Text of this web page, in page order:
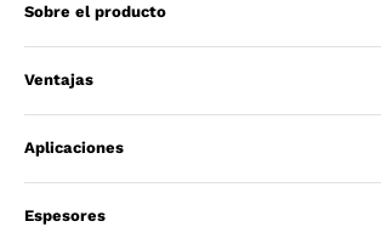
Sobre el producto
Ventajas
Aplicaciones
Espesores